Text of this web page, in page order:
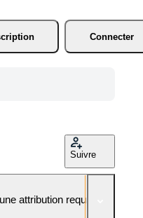
Connecter
Suivre
attribution requise